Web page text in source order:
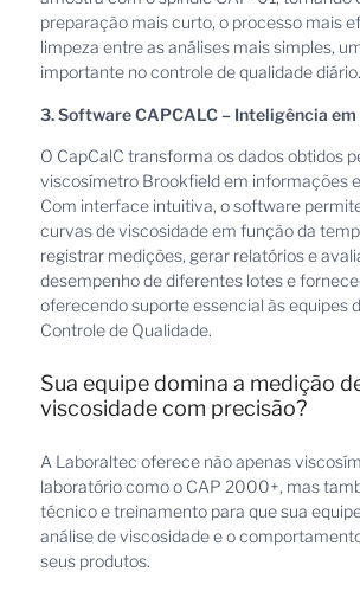
preparação mais curto, o processo mais
limpeza entre as análises mais simples,
importante no controle de qualidade diário.
3. Software CAPCALC – Inteligência em
O CapCalC transforma os dados obtidos
viscosímetro Brookfield em informações
Com interface intuitiva, o software
curvas de viscosidade em função da
registrar medições, gerar relatórios e
desempenho de diferentes lotes e
oferecendo suporte essencial às equipes
Controle de Qualidade.
Sua equipe domina a medição
viscosidade com precisão?
A Laboraltec oferece não apenas
laboratório como o CAP 2000+, mas
técnico e treinamento para que sua
análise de viscosidade e o
seus produtos.